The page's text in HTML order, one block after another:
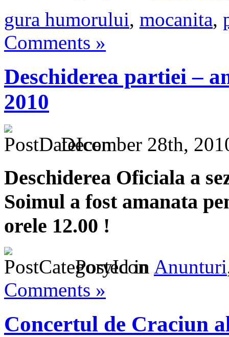
gura humorului, mocanita,
Comments »
Deschiderea partiei –
2010
December 28th,
Deschiderea Oficiala a
Soimul a fost amanata
orele 12.00 !
Posted in Anunturi
Comments »
Concertul de Craciun